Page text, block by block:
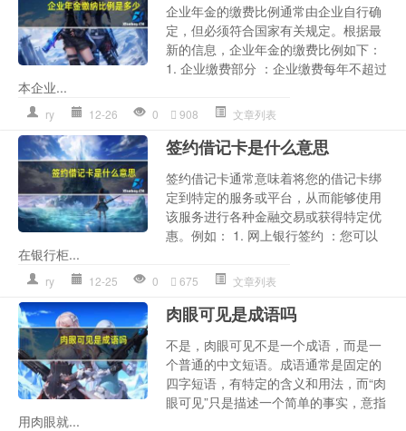
企业年金的缴费比例通常由企业自行确
定，但必须符合国家有关规定。根据最
新的信息，企业年金的缴费比例如下：
1. 企业缴费部分 ：企业缴费每年不超过
本企业...
ry 12-26 0 908 文章列表
签约借记卡是什么意思
签约借记卡通常意味着将您的借记卡绑
定到特定的服务或平台，从而能够使用
该服务进行各种金融交易或获得特定优
惠。例如： 1. 网上银行签约 ：您可以
在银行柜...
ry 12-25 0 675 文章列表
肉眼可见是成语吗
不是，肉眼可见不是一个成语，而是一
个普通的中文短语。成语通常是固定的
四字短语，有特定的含义和用法，而“肉
眼可见”只是描述一个简单的事实，意指
用肉眼就...